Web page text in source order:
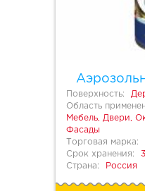
Поверхность:
Область
Мебель, Двери,
Фасады
Торговая марка:
Срок хранения:
Страна:
Россия